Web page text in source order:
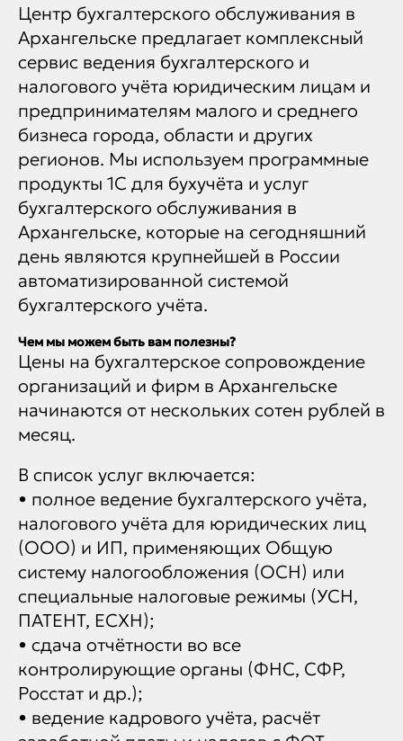
Центр бухгалтерского обслуживания в
Архангельске предлагает комплексный
сервис ведения бухгалтерского и
налогового учёта юридическим лицам и
предпринимателям малого и среднего
бизнеса города, области и других
регионов. Мы используем программные
продукты 1С для бухучёта и услуг
бухгалтерского обслуживания в
Архангельске, которые на сегодняшний
день являются крупнейшей в России
автоматизированной системой
бухгалтерского учёта.
Чем мы можем быть вам полезны?
Цены на бухгалтерское сопровождение
организаций и фирм в Архангельске
начинаются от нескольких сотен рублей в
месяц.
В список услуг включается:
• полное ведение бухгалтерского учёта,
налогового учёта для юридических лиц
(ООО) и ИП, применяющих Общую
систему налогообложения (ОСН) или
специальные налоговые режимы (УСН,
ПАТЕНТ, ЕСХН);
• сдача отчётности во все
контролирующие органы (ФНС, СФР,
Росстат и др.);
• ведение кадрового учёта, расчёт